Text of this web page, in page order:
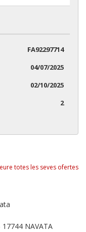
FA92297714
04/07/2025
02/10/2025
2
totes les seves ofertes
17744 NAVATA